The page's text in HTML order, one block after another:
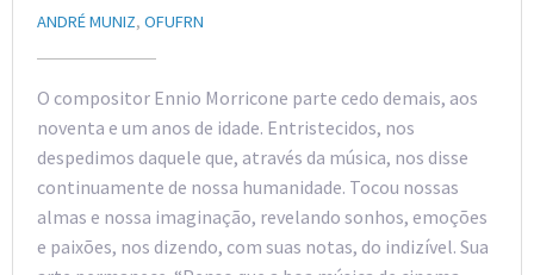
ANDRÉ MUNIZ, OFUFRN
O compositor Ennio Morricone parte cedo demais, aos
noventa e um anos de idade. Entristecidos, nos
despedimos daquele que, através da música, nos disse
continuamente de nossa humanidade. Tocou nossas
almas e nossa imaginação, revelando sonhos, emoções
e paixões, nos dizendo, com suas notas, do indizível. Sua